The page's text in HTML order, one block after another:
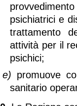
psichiatrici e
trattamento
attività per il
psichici;
e) promuove
sanitario